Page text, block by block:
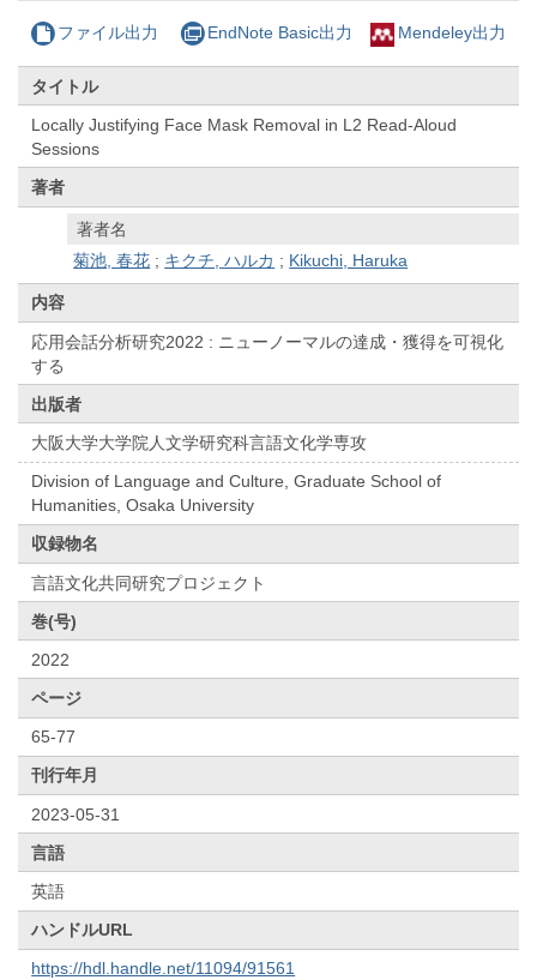
ファイル出力 EndNote Basic出力 Mendeley出力
タイトル
Locally Justifying Face Mask Removal in L2 Read-Aloud
Sessions
著者
著者名
菊池, 春花 ; キクチ, ハルカ ; Kikuchi, Haruka
内容
応用会話分析研究2022 : ニューノーマルの達成・獲得を可視化
する
出版者
大阪大学大学院人文学研究科言語文化学専攻
Division of Language and Culture, Graduate School of
Humanities, Osaka University
収録物名
言語文化共同研究プロジェクト
巻(号)
2022
ページ
65-77
刊行年月
2023-05-31
言語
英語
ハンドルURL
https://hdl.handle.net/11094/91561